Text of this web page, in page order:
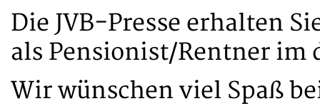
Die JVB-Presse erhalten
als Pensionist/Rentner im
Wir wünschen viel Spaß